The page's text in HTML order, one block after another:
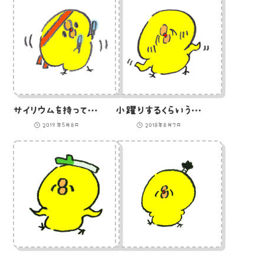
サイリウムを持ってヲタ芸をするひよこのイラスト
2019年5月8日
小躍りするくらいうれしいことがあったひよこのイラスト
2018年8月7日